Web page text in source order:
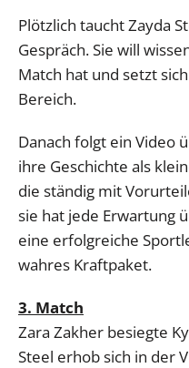
Plötzlich taucht Zayda
Gespräch. Sie will
Match hat und setzt
Bereich.
Danach folgt ein Video
ihre Geschichte als
die ständig mit
sie hat jede Erwartung
eine erfolgreiche
wahres Kraftpaket.
3. Match
Zara Zakher besiegte
Steel erhob sich in der